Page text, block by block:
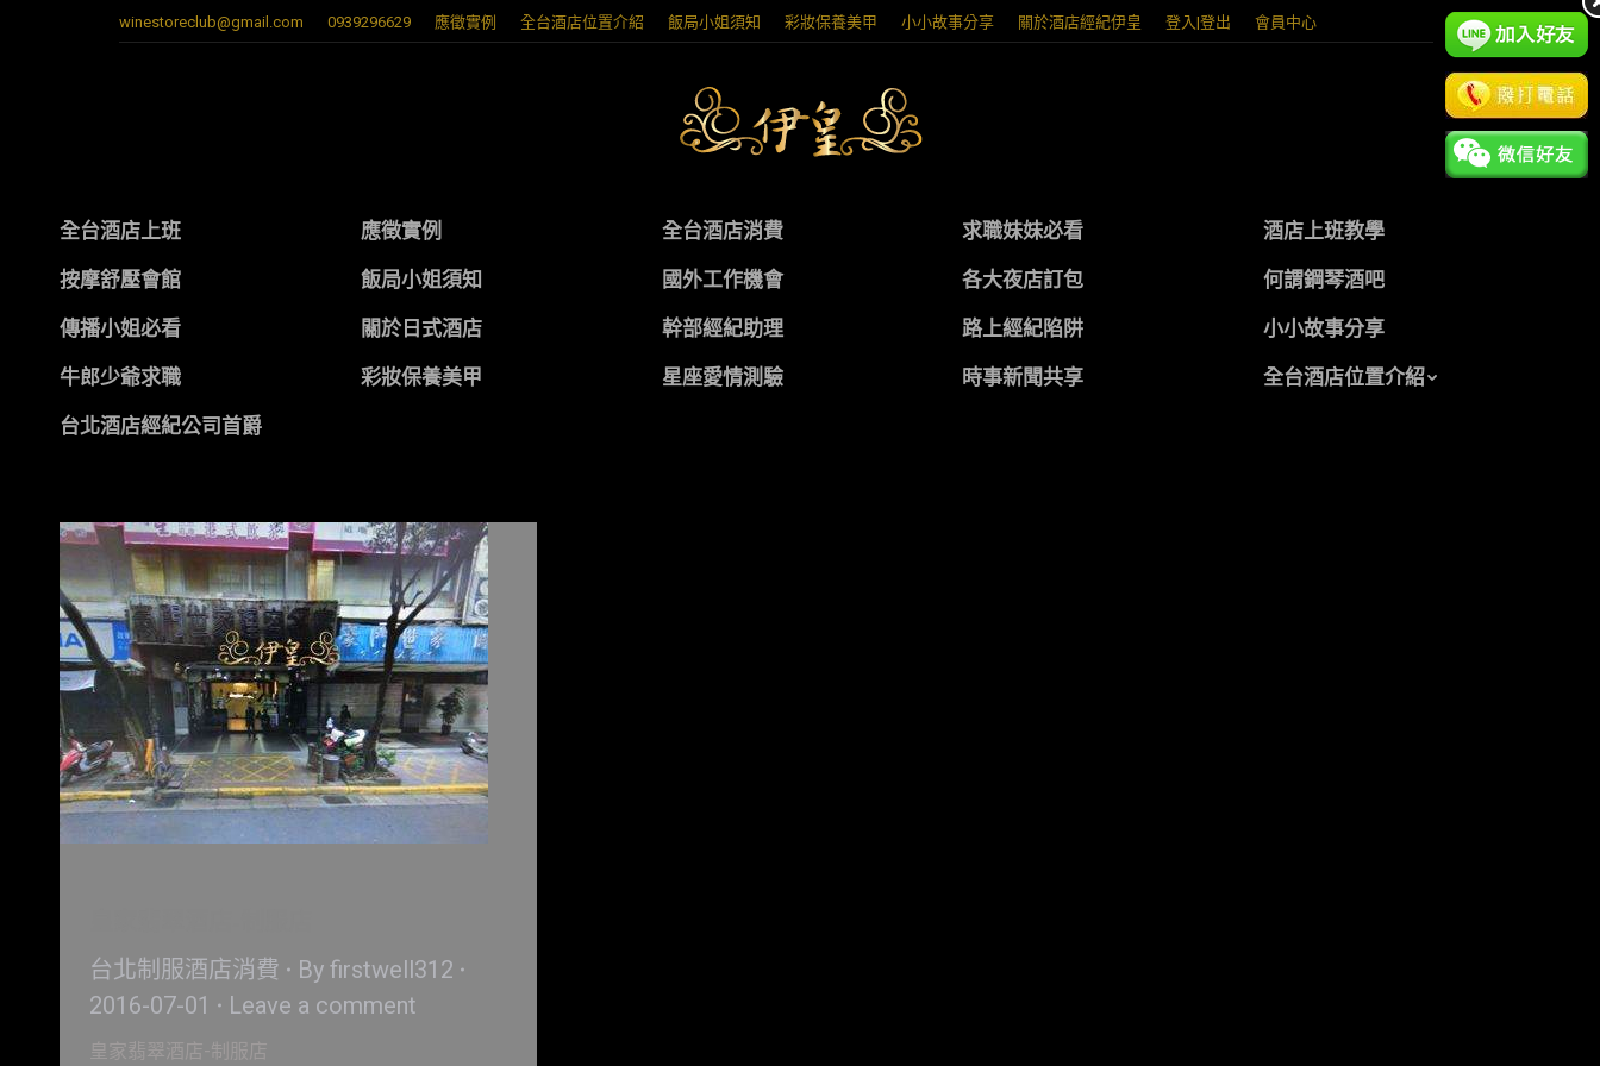
winestoreclub@gmail.com 0939296629 應徵實例 全台酒店位置介紹 飯局小姐須知 彩妝保養美甲 小小故事分享 關於酒店經紀伊皇 登入|登出 會員中心
全台酒店上班 應徵實例 全台酒店消費 求職妹妹必看 酒店上班教學
按摩舒壓會館 飯局小姐須知 國外工作機會 各大夜店訂包 何謂鋼琴酒吧
傳播小姐必看 關於日式酒店 幹部經紀助理 路上經紀陷阱 小小故事分享
牛郎少爺求職 彩妝保養美甲 星座愛情測驗 時事新聞共享 全台酒店位置介紹
台北酒店經紀公司首爵
台北制服酒店消費 By firstwell312
2016-07-01
Leave a comment
皇家翡翠酒店-制服店